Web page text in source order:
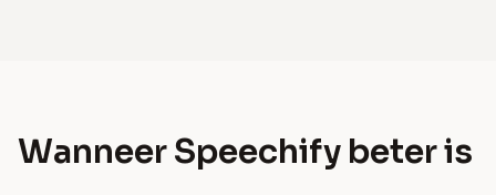
Wanneer Speechify beter is